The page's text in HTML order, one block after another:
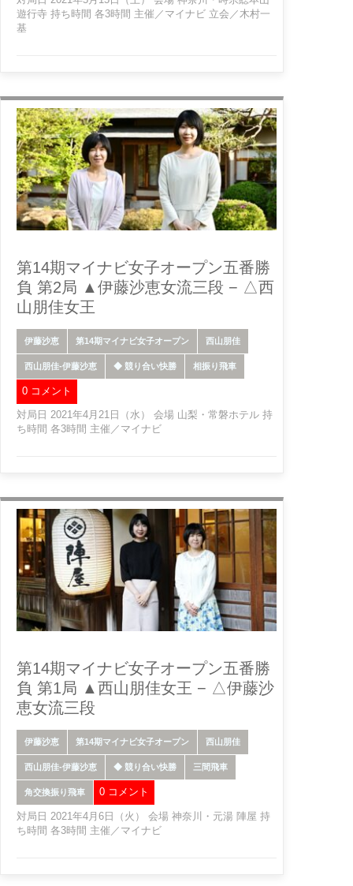
遊行寺 持ち時間 各3時間 主催／マイナビ 立会／木村一
基
第14期マイナビ女子オープン五番勝
負 第2局 ▲伊藤沙恵女流三段 − △西
山朋佳女王
伊藤沙恵 第14期マイナビ女子オープン 西山朋佳
西山朋佳-伊藤沙恵 ◆ 競り合い快勝 相振り飛車
0 コメント
対局日 2021年4月21日（水） 会場 山梨・常磐ホテル 持
ち時間 各3時間 主催／マイナビ
第14期マイナビ女子オープン五番勝
負 第1局 ▲西山朋佳女王 − △伊藤沙
恵女流三段
伊藤沙恵 第14期マイナビ女子オープン 西山朋佳
西山朋佳-伊藤沙恵 ◆ 競り合い快勝 三間飛車
角交換振り飛車 0 コメント
対局日 2021年4月6日（火） 会場 神奈川・元湯 陣屋 持
ち時間 各3時間 主催／マイナビ